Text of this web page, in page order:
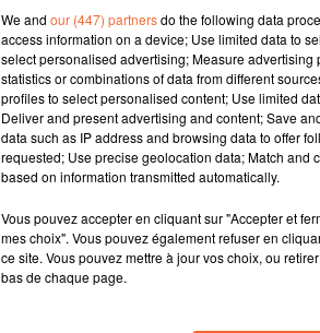
Le retour de la Banda
organisé par les
Match de gala cet
Black-Stars et une
Cholet Basket
à venir.
We and our (447) partnersdo the following data
access information on a device; Use limited data to
select personalised advertising; Measure
statistics or combinations of data from different
profiles to select personalised content; Use limited
Deliver and present advertising and content; Save
data such as IP address and browsing data to offer
requested; Use precise geolocation data; Match and
based on information transmitted automatically.
Vous pouvez accepter en cliquant sur "Accepter et
mes choix". Vous pouvez également refuser en
ce site. Vous pouvez mettre à jour vos choix, ou
bas de chaque page.